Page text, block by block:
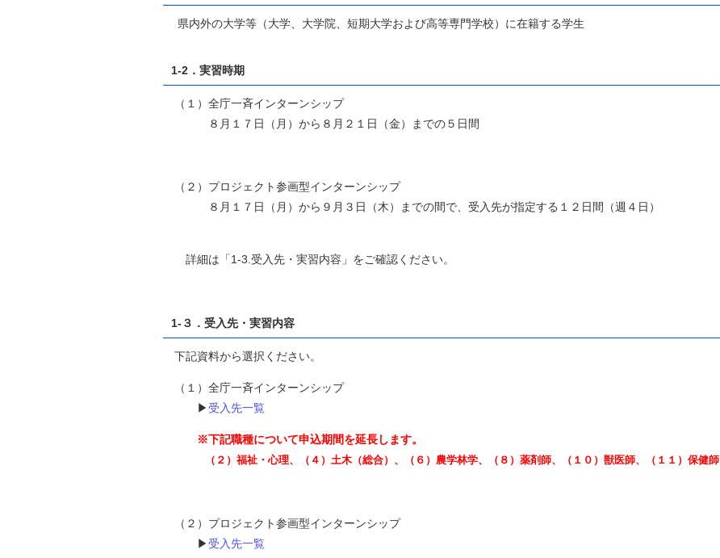
県内外の大学等（大学、大学院、短期大学および高等専門学校）に在籍する学生
1-2．実習時期
（１）全庁一斉インターンシップ
８月１７日（月）から８月２１日（金）までの５日間
（２）プロジェクト参画型インターンシップ
８月１７日（月）から９月３日（木）までの間で、受入先が指定する１２日間（週４日）
詳細は「1-3.受入先・実習内容」をご確認ください。
1-３．受入先・実習内容
下記資料から選択ください。
（１）全庁一斉インターンシップ
▶受入先一覧
※下記職種について申込期間を延長します。
（２）福祉・心理、（４）土木（総合）、（６）農学林学、（８）薬剤師、（１０）獣医師、（１１）保健師
（２）プロジェクト参画型インターンシップ
▶受入先一覧